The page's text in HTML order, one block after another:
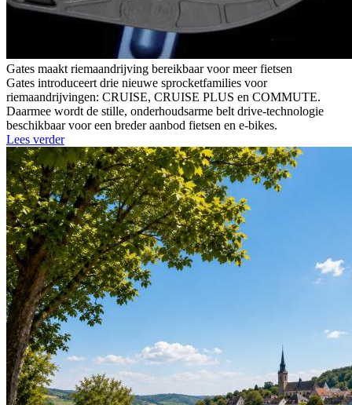
Gates maakt riemaandrijving bereikbaar voor meer fietsen
Gates introduceert drie nieuwe sprocketfamilies voor
riemaandrijvingen: CRUISE, CRUISE PLUS en COMMUTE.
Daarmee wordt de stille, onderhoudsarme belt drive-technologie
beschikbaar voor een breder aanbod fietsen en e-bikes.
Lees verder